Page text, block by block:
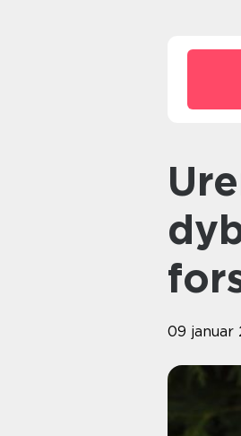
Uren hud under graviditet – En
09 januar